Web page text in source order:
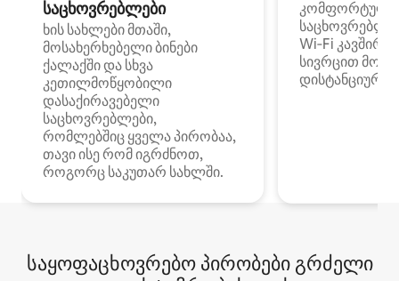
საცხოვრებლები
ხის სახლები მთაში,
მოსახერხებელი ბინები
ქალაქში და სხვა
კეთილმოწყობილი
დასაქირავებელი
საცხოვრებლები,
რომლებშიც ყველა პირობაა,
თავი ისე რომ იგრძნოთ,
როგორც საკუთარ სახლში.
კომფორტული
Wi‑Fi
სივრცით
დისტანციური
საყოფაცხოვრებო პირობები გრძელი